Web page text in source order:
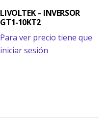
LIVOLTEK – INVERSOR
GT1-10KT2
Para ver precio tiene que
iniciar sesión